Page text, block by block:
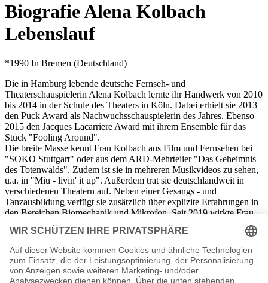
Biografie Alena Kolbach
Lebenslauf
*1990 In Bremen (Deutschland)
Die in Hamburg lebende deutsche Fernseh- und
Theaterschauspielerin Alena Kolbach lernte ihr Handwerk von 2010
bis 2014 in der Schule des Theaters in Köln. Dabei erhielt sie 2013
den Puck Award als Nachwuchsschauspielerin des Jahres. Ebenso
2015 den Jacques Lacarriere Award mit ihrem Ensemble für das
Stück "Fooling Around".
Die breite Masse kennt Frau Kolbach aus Film und Fernsehen bei
"SOKO Stuttgart" oder aus dem ARD-Mehrteiler "Das Geheimnis
des Totenwalds". Zudem ist sie in mehreren Musikvideos zu sehen,
u.a. in "Miu - livin' it up". Außerdem trat sie deutschlandweit in
verschiedenen Theatern auf. Neben einer Gesangs - und
Tanzausbildung verfügt sie zusätzlich über explizite Erfahrungen in
den Bereichen Biomechanik und Mikrofon. Seit 2019 wirkte Frau
Kolbach als Assistenz der Regie in diversen Filmen hinter der
Kamera mit. Neben der Schauspielerei arbeitete sie als
Synchronsprecherin und als Erzählerin.
Zu ihrem Privatleben hält sie sich sehr bedeckt. Soweit bekannt ist,
hat sie keine Kinder und ist nicht verheiratet.